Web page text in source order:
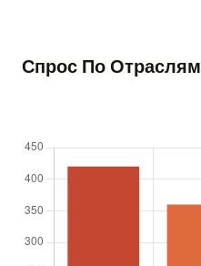
Спрос По Отраслям